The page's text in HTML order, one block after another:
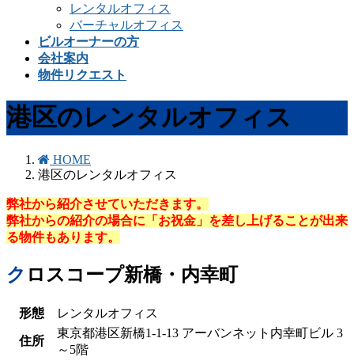
レンタルオフィス
バーチャルオフィス
ビルオーナーの方
会社案内
物件リクエスト
港区のレンタルオフィス
HOME
港区のレンタルオフィス
弊社から紹介させていただきます。
弊社からの紹介の場合に「お祝金」を差し上げることが出来
る物件もあります。
クロスコープ新橋・内幸町
形態 レンタルオフィス
住所
東京都港区新橋1-1-13 アーバンネット内幸町ビル 3
～5階